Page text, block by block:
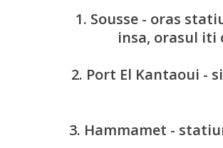
1. Sousse - oras
insa, orasul iti
2. Port El Kantaoui -
3. Hammamet -